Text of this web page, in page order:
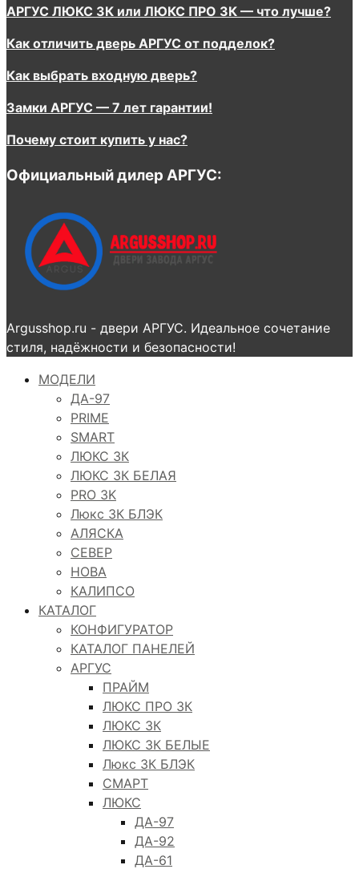
АРГУС ЛЮКС 3К или ЛЮКС ПРО 3К — что лучше?
Как отличить дверь АРГУС от подделок?
Как выбрать входную дверь?
Замки АРГУС — 7 лет гарантии!
Почему стоит купить у нас?
Официальный дилер АРГУС:
Argusshop.ru - двери АРГУС. Идеальное сочетание
стиля, надёжности и безопасности!
МОДЕЛИ
ДА-97
PRIME
SMART
ЛЮКС 3К
ЛЮКС 3К БЕЛАЯ
PRO 3K
Люкс 3К БЛЭК
АЛЯСКА
СЕВЕР
НОВА
КАЛИПСО
КАТАЛОГ
КОНФИГУРАТОР
КАТАЛОГ ПАНЕЛЕЙ
АРГУС
ПРАЙМ
ЛЮКС ПРО 3К
ЛЮКС 3К
ЛЮКС 3К БЕЛЫЕ
Люкс 3К БЛЭК
СМАРТ
ЛЮКС
ДА-97
ДА-92
ДА-61